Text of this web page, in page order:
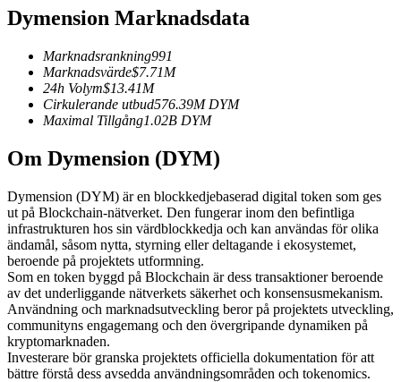
USDC Futures
Kopiera Trading
Gå med de bästa handlarna
Dymension Marknadsdata
Marknadsrankning991
Marknadsvärde$7.71M
24h Volym$13.41M
Cirkulerande utbud576.39M DYM
Maximal Tillgång1.02B DYM
Om Dymension (DYM)
Dymension (DYM) är en blockkedjebaserad digital token som ges
ut på Blockchain-nätverket. Den fungerar inom den befintliga
infrastrukturen hos sin värdblockkedja och kan användas för olika
ändamål, såsom nytta, styrning eller deltagande i ekosystemet,
beroende på projektets utformning.
Som en token byggd på Blockchain är dess transaktioner beroende
av det underliggande nätverkets säkerhet och konsensusmekanism.
Användning och marknadsutveckling beror på projektets utveckling,
communityns engagemang och den övergripande dynamiken på
kryptomarknaden.
Investerare bör granska projektets officiella dokumentation för att
bättre förstå dess avsedda användningsområden och tokenomics.